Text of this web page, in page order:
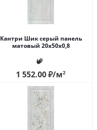
Кантри Шик серый панель
матовый 20x50x0,8
1 552.00₽/м2